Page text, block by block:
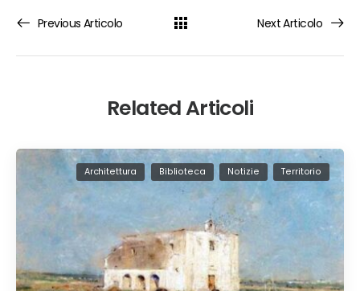
Previous Articolo Next Articolo
Related Articoli
Architettura Biblioteca Notizie Territorio